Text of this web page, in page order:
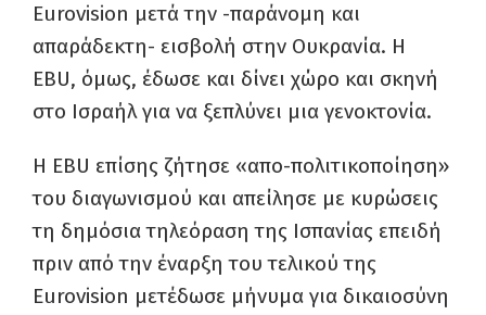
Eurovision μετά την -παράνομη και
απαράδεκτη- εισβολή στην Ουκρανία. Η
EBU, όμως, έδωσε και δίνει χώρο και σκηνή
στο Ισραήλ για να ξεπλύνει μια γενοκτονία.
Η EBU επίσης ζήτησε «απο-πολιτικοποίηση»
του διαγωνισμού και απείλησε με κυρώσεις
τη δημόσια τηλεόραση της Ισπανίας επειδή
πριν από την έναρξη του τελικού της
Eurovision μετέδωσε μήνυμα για δικαιοσύνη